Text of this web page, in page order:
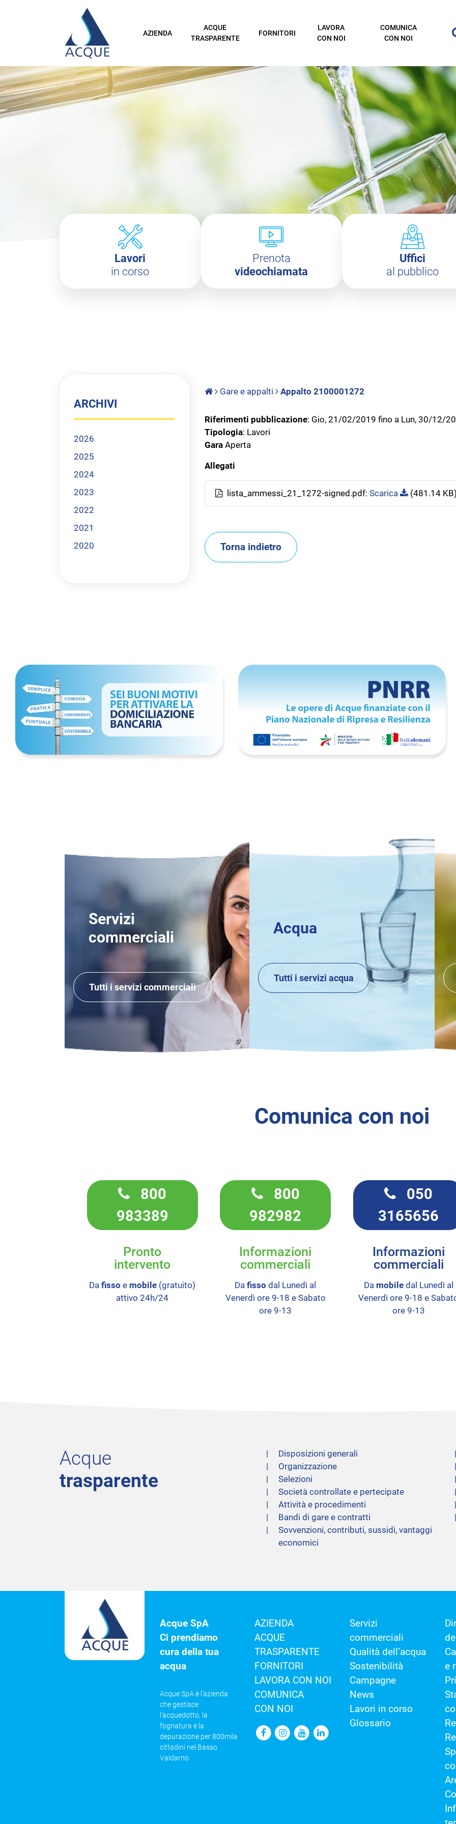
AZIENDA
ACQUE
TRASPARENTE
FORNITORI
LAVORA
CON NOI
COMUNICA
CON NOI
Lavori
in corso
Prenota
videochiamata
Uffici
al pubblico
Gare e appalti Appalto 2100001272
Riferimenti pubblicazione: Gio, 21/02/2019 fino a Lun, 30/12/
Tipologia: Lavori
Gara Aperta
Allegati
lista_ammessi_21_1272-signed.pdf: Scarica (481.14
Torna indietro
ARCHIVI
2026
2025
2024
2023
2022
2021
2020
Servizi
commerciali
Tutti i servizi commerciali
Acqua
Tutti i servizi acqua
Comunica con noi
800
983389
Pronto
intervento
Dafisso e mobile (gratuito)
attivo 24h/24
800
982982
Informazioni
commerciali
Dafisso dal Lunedì al
Venerdì ore 9-18 e Sabato
ore 9-13
050
3165656
Informazioni
commerciali
Da mobiledal Lunedì al
Venerdì ore 9-18 e
ore 9-13
Acque
trasparente
Disposizioni generali
Organizzazione
Selezioni
Società controllate e pertecipate
Attività e procedimenti
Bandi di gare e contratti
Sovvenzioni, contributi, sussidi, vantaggi
economici
Acque SpA
Ci prendiamo
cura della tua
acqua
Acque SpA è l’azienda
che gestisce
l’acquedotto, la
fognatura e la
depurazione per 800mila
cittadini nel Basso
Valdarno
AZIENDA
ACQUE
TRASPARENTE
FORNITORI
LAVORA CON NOI
COMUNICA
CON NOI
Servizi
commerciali
Qualità dell’acqua
Sostenibilità
Campagne
News
Lavori in corso
Glossario
e